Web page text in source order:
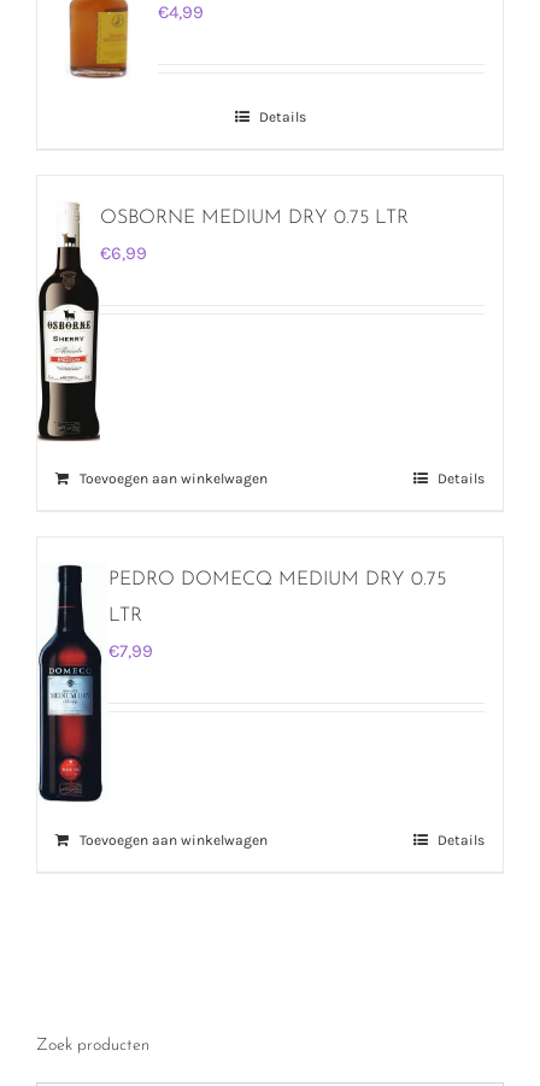
€4,99
Details
OSBORNE MEDIUM DRY 0.75 LTR
€6,99
Toevoegen aan winkelwagen Details
PEDRO DOMECQ MEDIUM DRY 0.75
LTR
€7,99
Toevoegen aan winkelwagen Details
Zoek producten